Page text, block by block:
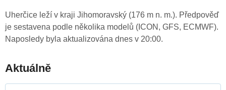
Uherčice leží v kraji Jihomoravský (176 m n. m.). Předpověď
je sestavena podle několika modelů (ICON, GFS, ECMWF).
Naposledy byla aktualizována dnes v 20:00.
Aktuálně